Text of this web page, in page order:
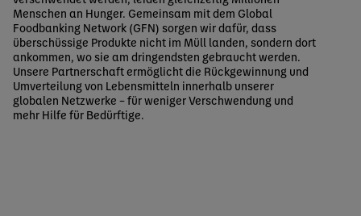
Menschen an Hunger. Gemeinsam mit dem Global
Foodbanking Network (GFN) sorgen wir dafür, dass
überschüssige Produkte nicht im Müll landen, sondern dort
ankommen, wo sie am dringendsten gebraucht werden.
Unsere Partnerschaft ermöglicht die Rückgewinnung und
Umverteilung von Lebensmitteln innerhalb unserer
globalen Netzwerke – für weniger Verschwendung und
mehr Hilfe für Bedürftige.